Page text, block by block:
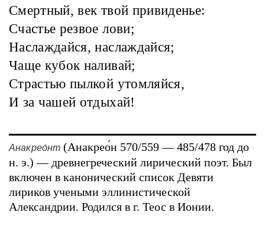
Смертный, век твой привиденье:
Счастье резвое лови;
Наслаждайся, наслаждайся;
Чаще кубок наливай;
Страстью пылкой утомляйся,
И за чашей отдыхай!
Анакрео́нт (Анакрео́н 570/559 — 485/478 год до
н. э.) — древнегреческий лирический поэт. Был
включен в канонический список Девяти
лириков учеными эллинистической
Александрии. Родился в г. Теос в Ионии.